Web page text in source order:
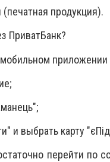
продукция).
ПриватБанк?
приложении
и выбрать карту
перейти по